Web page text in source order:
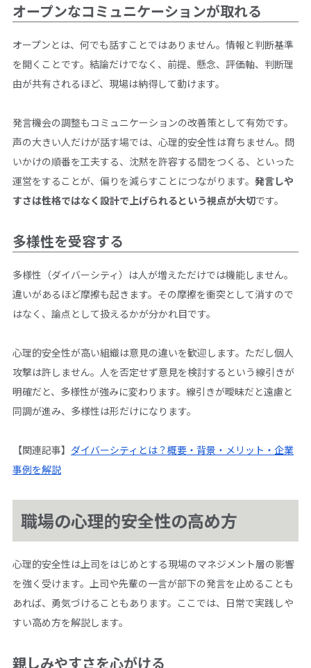
オープンなコミュニケーションが取れる
オープンとは、何でも話すことではありません。情報と判断基準
を開くことです。結論だけでなく、前提、懸念、評価軸、判断理
由が共有されるほど、現場は納得して動けます。
発言機会の調整もコミュニケーションの改善策として有効です。
声の大きい人だけが話す場では、心理的安全性は育ちません。問
いかけの順番を工夫する、沈黙を許容する間をつくる、といった
運営をすることが、偏りを減らすことにつながります。 発言しや
すさは性格ではなく設計で上げられるという視点が大切です。
多様性を受容する
多様性（ダイバーシティ）は人が増えただけでは機能しません。
違いがあるほど摩擦も起きます。その摩擦を衝突として消すので
はなく、論点として扱えるかが分かれ目です。
心理的安全性が高い組織は意見の違いを歓迎します。ただし個人
攻撃は許しません。人を否定せず意見を検討するという線引きが
明確だと、多様性が強みに変わります。線引きが曖昧だと遠慮と
同調が進み、多様性は形だけになります。
【関連記事】 ダイバーシティとは？概要・背景・メリット・企業
事例を解説
職場の心理的安全性の高め方
心理的安全性は上司をはじめとする現場のマネジメント層の影響
を強く受けます。上司や先輩の一言が部下の発言を止めることも
あれば、勇気づけることもあります。ここでは、日常で実践しや
すい高め方を解説します。
親しみやすさを心がける